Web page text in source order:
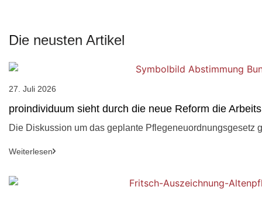
Die neusten Artikel
27. Juli 2026
proindividuum sieht durch die neue Reform die
Die Diskussion um das geplante Pflegeneuordnungsgesetz
Weiterlesen